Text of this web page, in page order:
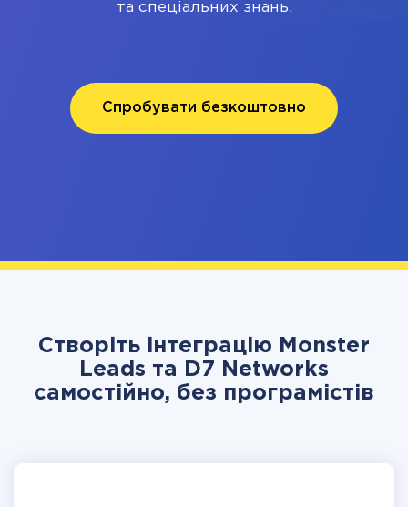
та спеціальних знань.
Спробувати безкоштовно
Створіть інтеграцію Monster
Leads та D7 Networks
самостійно, без програмістів